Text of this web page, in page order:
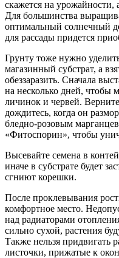
скажется на урожайности,
Для большинства
оптимальный солнечный
для рассады придется
Грунту тоже нужно
магазинный субстрат, а
обеззаразить. Сначала
на несколько дней,
личинок и червей.
дождитесь, когда он
бледно-розовым
«Фитоспорин», чтобы
Высевайте семена в
иначе в субстрате будет
сгниют корешки.
После проклевывания
комфортное место.
над радиаторами
сильно сухой, растения
Также нельзя придвигать
листочки, прижатые к